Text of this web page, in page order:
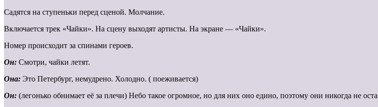
Садятся на ступеньки перед сценой. Молчание.
Включается трек «Чайки». На сцену выходят артисты. На экране — «Чайки».
Номер происходит за спинами героев.
Он: Смотри, чайки летят.
Она: Это Петербург, немудрено. Холодно. ( поеживается)
Он: (легонько обнимает её за плечи) Небо такое огромное, но для них оно едино, поэтому они никогда не